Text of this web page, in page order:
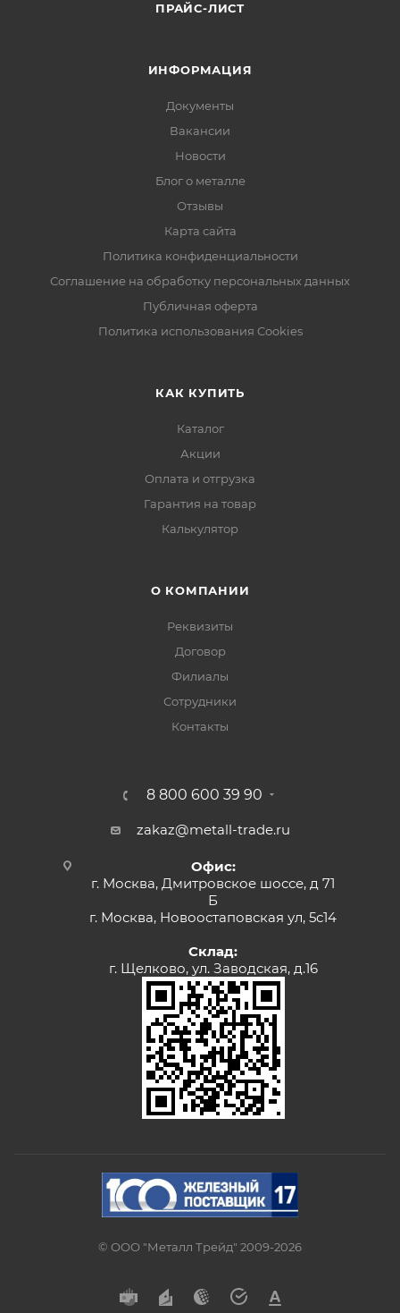
ПРАЙС-ЛИСТ
ИНФОРМАЦИЯ
Документы
Вакансии
Новости
Блог о металле
Отзывы
Карта сайта
Политика конфиденциальности
Соглашение на обработку персональных данных
Публичная оферта
Политика использования Cookies
КАК КУПИТЬ
Каталог
Акции
Оплата и отгрузка
Гарантия на товар
Калькулятор
О КОМПАНИИ
Реквизиты
Договор
Филиалы
Сотрудники
Контакты
8 800 600 39 90
zakaz@metall-trade.ru
Офис:
г. Москва, Дмитровское шоссе, д 71
Б
г. Москва, Новоостаповская ул, 5с14
Склад:
г. Щелково, ул. Заводская, д.16
© ООО "Металл Трейд" 2009-2026